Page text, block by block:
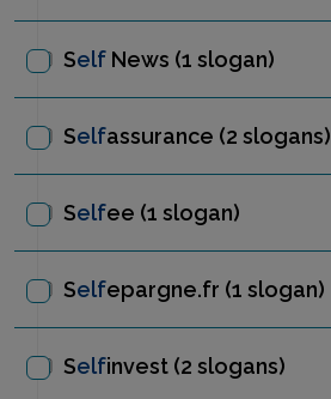
Self News (1 slogan)
Selfassurance (2 slogans)
Selfee (1 slogan)
Selfepargne.fr (1 slogan)
Selfinvest (2 slogans)